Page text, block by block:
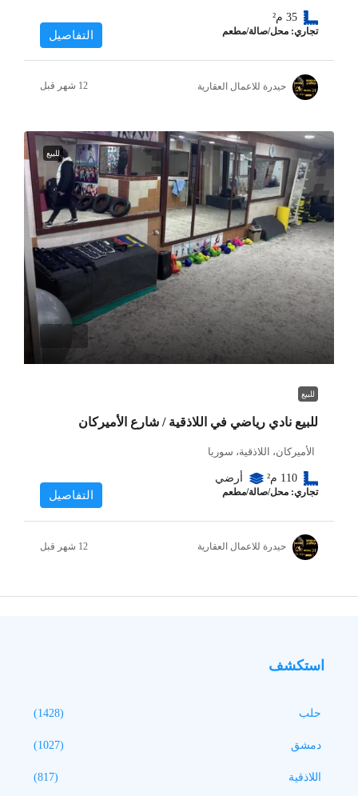
35 م²
تجاري: محل/صالة/مطعم التفاصيل
حيدرة للاعمال العقارية
للبيع
للبيع
للبيع نادي رياضي في اللاذقية / شارع الأميركان
الأميركان، اللاذقية، سوريا
110 م² أرضي
تجاري: محل/صالة/مطعم التفاصيل
حيدرة للاعمال العقارية
استكشف
حلب (1428)
دمشق (1027)
اللاذقية (817)